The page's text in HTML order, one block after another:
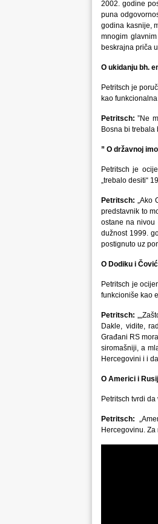
2002. godine
puna
godina kasnije,
mnogim
beskrajna priča
O ukidanju bh.
Petritsch je
kao
Petritsch: ”Ne
Bosna bi
” O državnoj
Petritsch je
„trebalo desiti“
Petritsch: „Ako
predstavnik to
ostane na nivou
dužnost 1999.
postignuto uz
O Dodiku i
Petritsch je
funkcioniše kao
Petritsch:
Dakle, vidite,
Građani RS
siromašniji, a
Hercegovini i i
O Americi i
Petritsch tvrdi
Petritsch:
Hercegovinu. Za